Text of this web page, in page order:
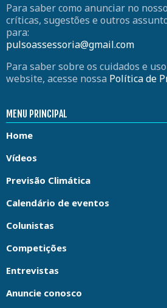
Para saber como anunciar no
críticas, sugestões e outros
para:
pulsoassessoria@gmail.com
Para saber sobre os cuidados e
website, acesse nossa Política de
MENU PRINCIPAL
Home
Vídeos
Previsão Climática
Calendário de eventos
Colunistas
Competições
Entrevistas
Anuncie conosco